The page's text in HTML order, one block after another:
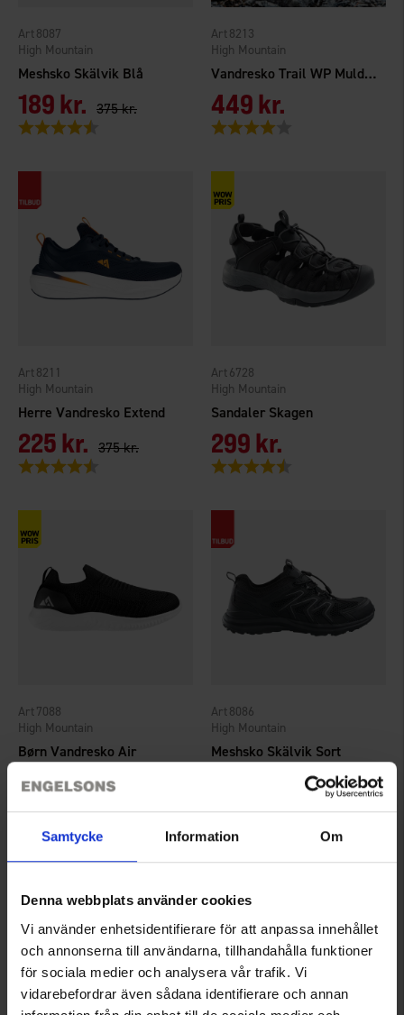
Samtycke Information Om
Denna webbplats använder cookies
Vi använder enhetsidentifierare för att anpassa innehållet
och annonserna till användarna, tillhandahålla funktioner
för sociala medier och analysera vår trafik. Vi
vidarebefordrar även sådana identifierare och annan
Meshsko Skälvik Blå
High Mountain
8087
189 kr. 375 kr.
Vurdering:
Vandresko Trail WP Muldvarp
High Mountain
8213
449 kr.
Vurdering:
Herre Vandresko Extend
High Mountain
8211
225 kr. 375 kr.
Vurdering:
Sandaler Skagen
High Mountain
6728
299 kr.
Vurdering:
Børn Vandresko Air
High Mountain
7088
189 kr.
Meshsko Skälvik Sort
High Mountain
8086
375 kr.
4.3 ud af 5 stjerner